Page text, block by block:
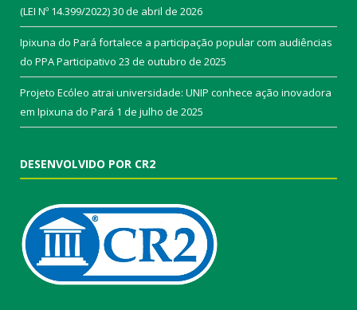
(LEI Nº 14.399/2022)30 de abril de 2026
Ipixuna do Pará fortalece a participação popular com audiências
do PPA Participativo 23 de outubro de 2025
Projeto Ecóleo atrai universidade: UNIP conhece ação inovadora
em Ipixuna do Pará 1 de julho de 2025
DESENVOLVIDO POR CR2